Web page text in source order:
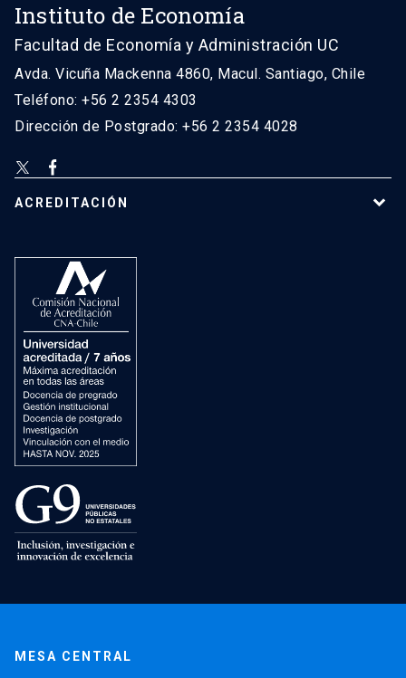
Instituto de Economía
Facultad de Economía y Administración UC
Avda. Vicuña Mackenna 4860, Macul. Santiago, Chile
Teléfono: +56 2 2354 4303
Dirección de Postgrado: +56 2 2354 4028
ACREDITACIÓN
MESA CENTRAL